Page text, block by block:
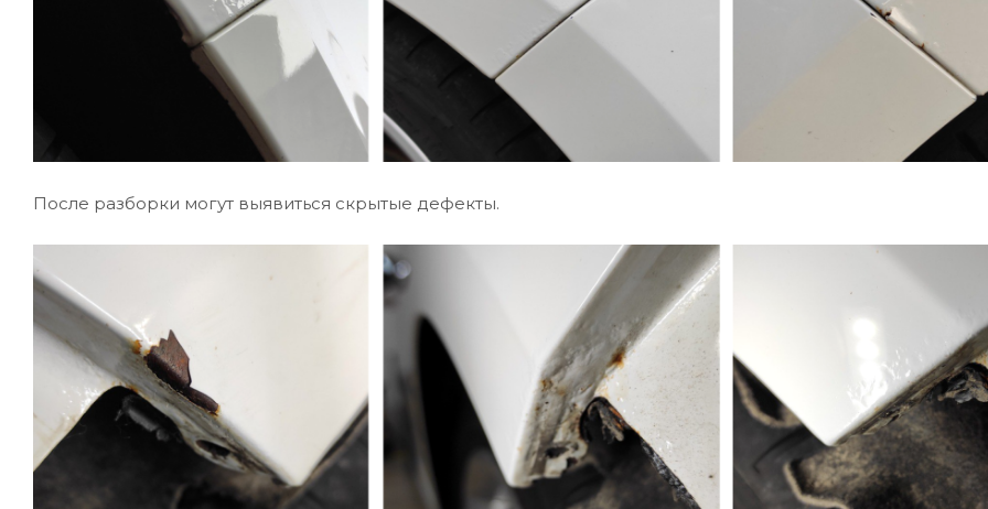
После разборки могут выявиться скрытые дефекты.